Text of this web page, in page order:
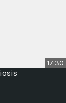
17:30